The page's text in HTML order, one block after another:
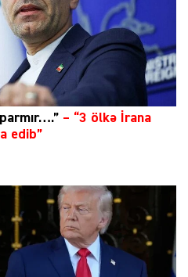
– “3 ölkə İrana
edib”